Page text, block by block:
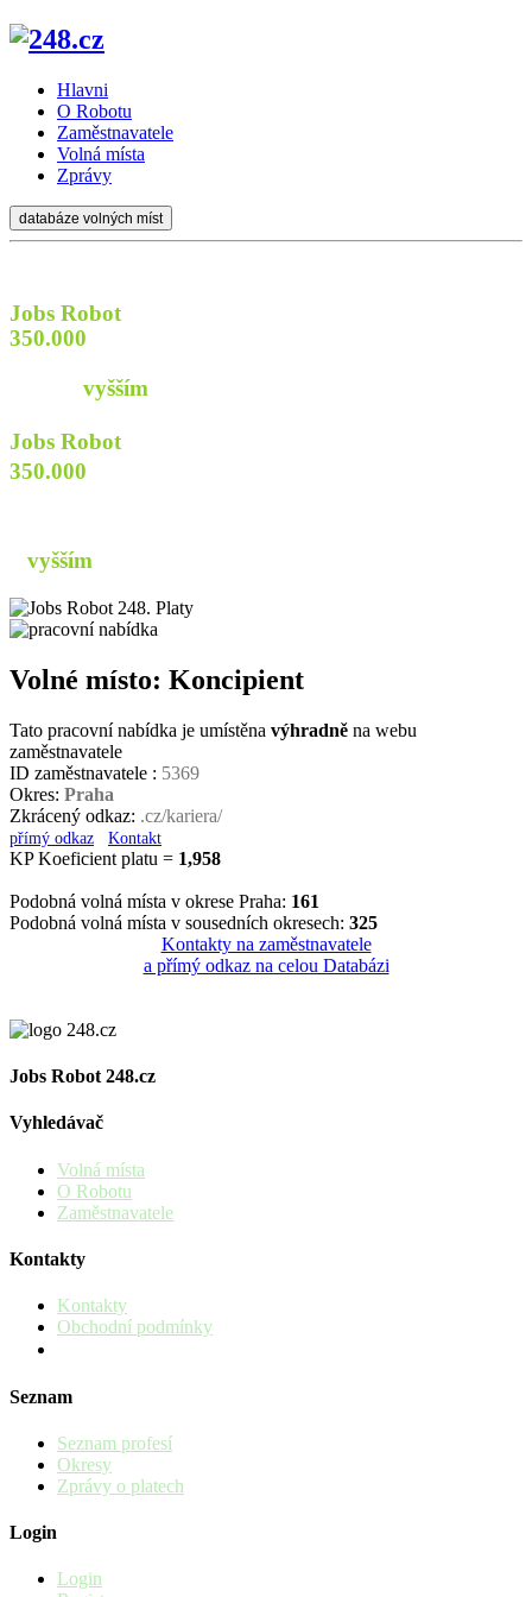
Hlavni
O Robotu
Zaměstnavatele
Volná místa
Zprávy
databáze volných míst
Jobs Robot
350.000
vyšším
Jobs Robot
350.000
vyšším
Volné místo: Koncipient
Tato pracovní nabídka je umístěna výhradně na webu
zaměstnavatele
ID zaměstnavatele : 5369
Okres: Praha
Zkrácený odkaz: .cz/kariera/
přímý odkaz Kontakt
KP Koeficient platu = 1,958
Podobná volná místa v okrese Praha: 161
Podobná volná místa v sousedních okresech: 325
Kontakty na zaměstnavatele
a přímý odkaz na celou Databázi
Jobs Robot 248.cz
Vyhledávač
Volná místa
O Robotu
Zaměstnavatele
Kontakty
Kontakty
Obchodní podmínky
Seznam
Seznam profesí
Okresy
Zprávy o platech
Login
Login